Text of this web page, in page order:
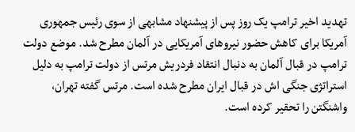
تهدید اخیر ترامپ یک روز پس از پیشنهاد مشابهی از سوی رئیس جمهوری
آمریکا برای کاهش حضور نیروهای آمریکایی در آلمان مطرح شد. موضع دولت
ترامپ در قبال آلمان به دنبال انتقاد فردریش مرتس از دولت ترامپ به دلیل
استراتژی جنگی اش در قبال ایران مطرح شده است. مرتس گفته تهران،
واشنگتن را تحقیر کرده است.